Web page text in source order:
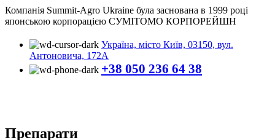
Компанія Summit-Agro Ukraine була заснована в 1999 році
японською корпорацією СУМІТОМО КОРПОРЕЙШН
Україна, місто Київ, 03150, вул.
Антоновича, 172А
+38 050 236 64 38
Препарати